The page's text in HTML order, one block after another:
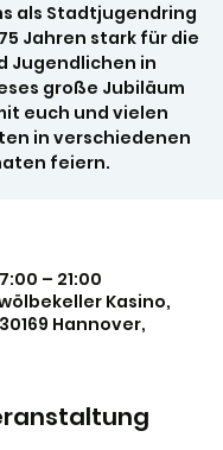
als Stadtjugendring
Jahren stark für die
Jugendlichen in
große Jubiläum
euch und vielen
in verschiedenen
feiern.
– 21:00
Kasino,
Hannover,